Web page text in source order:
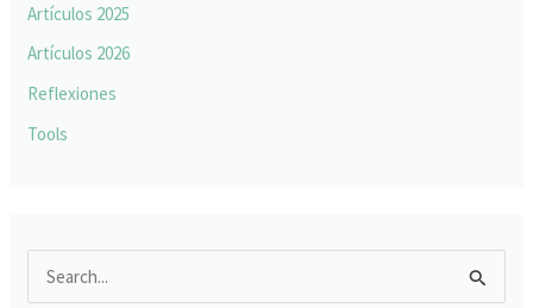
Artículos 2025
Artículos 2026
Reflexiones
Tools